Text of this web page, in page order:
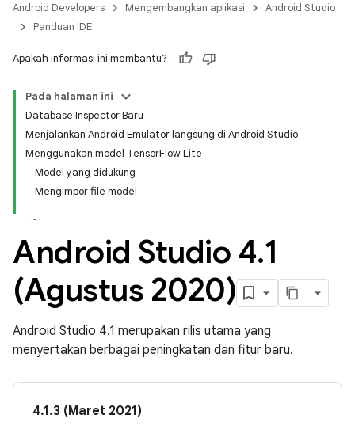
Android Developers Mengembangkan aplikasi
Android Studio
Panduan IDE
Apakah informasi ini membantu?
Pada halaman ini
Database Inspector Baru
Menjalankan Android Emulator langsung di Android Studio
Menggunakan model TensorFlow Lite
Model yang didukung
Mengimpor file model
Android Studio 4.1
(Agustus 2020)
Android Studio 4.1 merupakan rilis utama yang
menyertakan berbagai peningkatan dan fitur baru.
4.1.3 (Maret 2021)